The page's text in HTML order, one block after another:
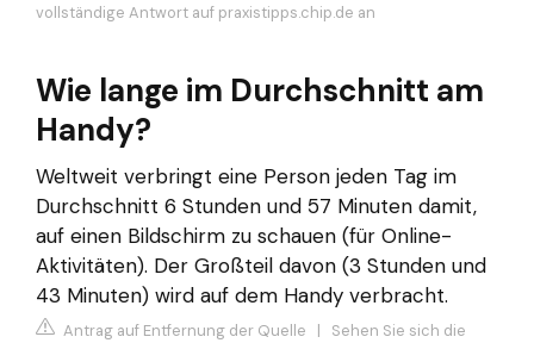
vollständige Antwort auf praxistipps.chip.de an
Wie lange im Durchschnitt am
Handy?
Weltweit verbringt eine Person jeden Tag im
Durchschnitt 6 Stunden und 57 Minuten damit,
auf einen Bildschirm zu schauen (für Online-
Aktivitäten). Der Großteil davon (3 Stunden und
43 Minuten) wird auf dem Handy verbracht.
Antrag auf Entfernung der Quelle | Sehen Sie sich die